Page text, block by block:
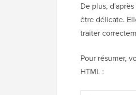
De plus,
être délicate.
traiter
Pour résumer,
HTML :